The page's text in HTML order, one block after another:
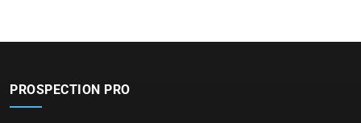
PROSPECTION PRO